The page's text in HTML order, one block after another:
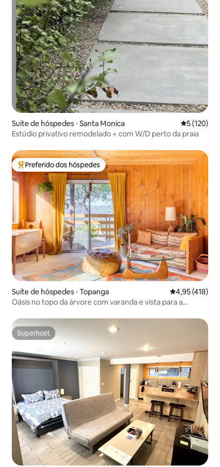
Suíte de hóspedes ⋅ Santa Monica 5 de uma
5 (120)
Estúdio privativo remodelado + com W/D perto da praia
Entre os melhores preferidos dos hóspedes
Preferido dos hóspedes
Suíte de hóspedes ⋅ Topanga 4,95 de uma
4,95 (418)
Oásis no topo da árvore com varanda e vista para a
Superhost
Superhost